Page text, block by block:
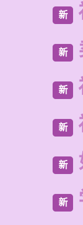
新
新
新
新
新
新